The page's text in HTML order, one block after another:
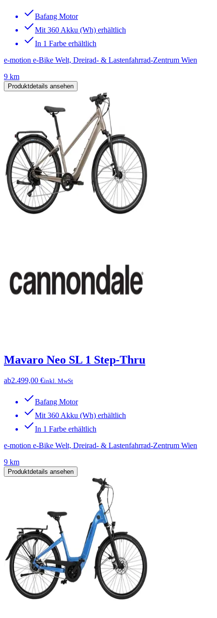
Bafang Motor
Mit 360 Akku (Wh) erhältlich
In 1 Farbe erhältlich
e-motion e-Bike Welt, Dreirad- & Lastenfahrrad-Zentrum Wien
9 km
Produktdetails ansehen
Mavaro Neo SL 1 Step-Thru
ab2.499,00 €inkl. MwSt
Bafang Motor
Mit 360 Akku (Wh) erhältlich
In 1 Farbe erhältlich
e-motion e-Bike Welt, Dreirad- & Lastenfahrrad-Zentrum Wien
9 km
Produktdetails ansehen